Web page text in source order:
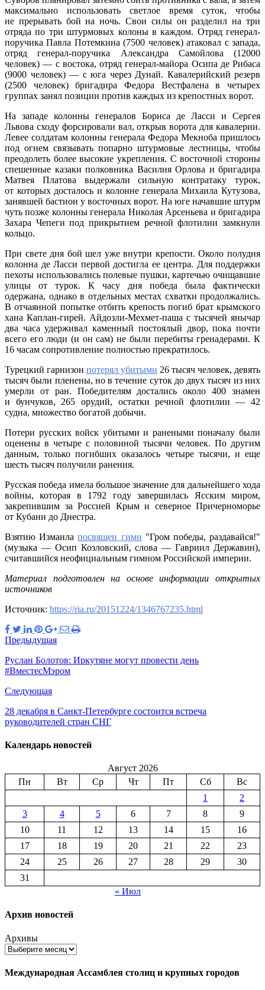
максимально использовать светлое время суток, чтобы
не прерывать бой на ночь. Свои силы он разделил на три
отряда по три штурмовых колоны в каждом. Отряд генерал-
поручика Павла Потемкина (7500 человек) атаковал с запада,
отряд генерал-поручика Александра Самойлова (12000
человек) — с востока, отряд генерал-майора Осипа де Рибаса
(9000 человек) — с юга через Дунай. Кавалерийский резерв
(2500 человек) бригадира Федора Вестфалена в четырех
группах занял позиции против каждых из крепостных ворот.
На западе колонны генералов Бориса де Ласси и Сергея
Львова сходу форсировали вал, открыв ворота для кавалерии.
Левее солдатам колонны генерала Федора Мекноба пришлось
под огнем связывать попарно штурмовые лестницы, чтобы
преодолеть более высокие укрепления. С восточной стороны
спешенные казаки полковника Василия Орлова и бригадира
Матвея Платова выдержали сильную контратаку турок,
от которых досталось и колонне генерала Михаила Кутузова,
занявшей бастион у восточных ворот. На юге начавшие штурм
чуть позже колонны генерала Николая Арсеньева и бригадира
Захара Чепеги под прикрытием речной флотилии замкнули
кольцо.
При свете дня бой шел уже внутри крепости. Около полудня
колонна де Ласси первой достигла ее центра. Для поддержки
пехоты использовались полевые пушки, картечью очищавшие
улицы от турок. К часу дня победа была фактически
одержана, однако в отдельных местах схватки продолжались.
В отчаянной попытке отбить крепость погиб брат крымского
хана Каплан-гирей. Айдозли-Мехмет-паша с тысячей янычар
два часа удерживал каменный постоялый двор, пока почти
всего его люди (и он сам) не были перебиты гренадерами. К
16 часам сопротивление полностью прекратилось.
Турецкий гарнизон потерял убитыми 26 тысяч человек, девять
тысяч были пленены, но в течение суток до двух тысяч из них
умерли от ран. Победителям достались около 400 знамен
и бунчуков, 265 орудий, остатки речной флотилии — 42
судна, множество богатой добычи.
Потери русских войск убитыми и ранеными поначалу были
оценены в четыре с половиной тысячи человек. По другим
данным, только погибших оказалось четыре тысячи, и еще
шесть тысяч получили ранения.
Русская победа имела большое значение для дальнейшего хода
войны, которая в 1792 году завершилась Ясским миром,
закрепившим за Россией Крым и северное Причерноморье
от Кубани до Днестра.
Взятию Измаилапосвящен гимн "Гром победы, раздавайся!"
(музыка — Осип Козловский, слова — Гавриил Державин),
считавшийся неофициальным гимном Российской империи.
Материал подготовлен на основе информации открытых
источников
Источник: https://ria.ru/20151224/1346767235.html
Предыдущая
Руслан Болотов: Иркутяне могут провести день
#ВместесМэром
Следующая
28 декабря в Санкт-Петербурге состоится встреча
руководителей стран СНГ
Календарь новостей
Август 2026
Пн
Вт Ср Чт Пт Сб
Вс
1
2
3
4 5 6 7 8
9
10
11 12 13 14 15
16
17
18 19 20 21 22
23
24
25 26 27 28 29
30
31
« Июл
Архив новостей
Архивы
Международная Ассамблея столиц и крупных городов